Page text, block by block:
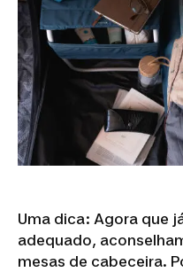
Uma dica: Agora que
adequado,
mesas de cabeceira.